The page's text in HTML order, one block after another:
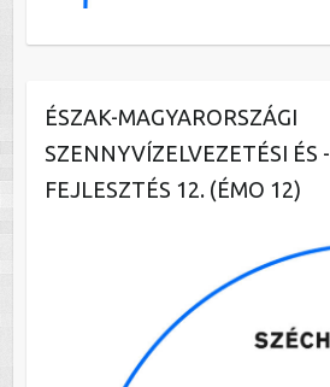
ÉSZAK-MAGYARORSZÁGI
SZENNYVÍZELVEZETÉSI ÉS
FEJLESZTÉS 12. (ÉMO 12)